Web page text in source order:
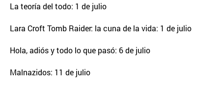
La teoría del todo: 1 de julio
Lara Croft Tomb Raider: la cuna de la vida: 1 de julio
Hola, adiós y todo lo que pasó: 6 de julio
Malnazidos: 11 de julio